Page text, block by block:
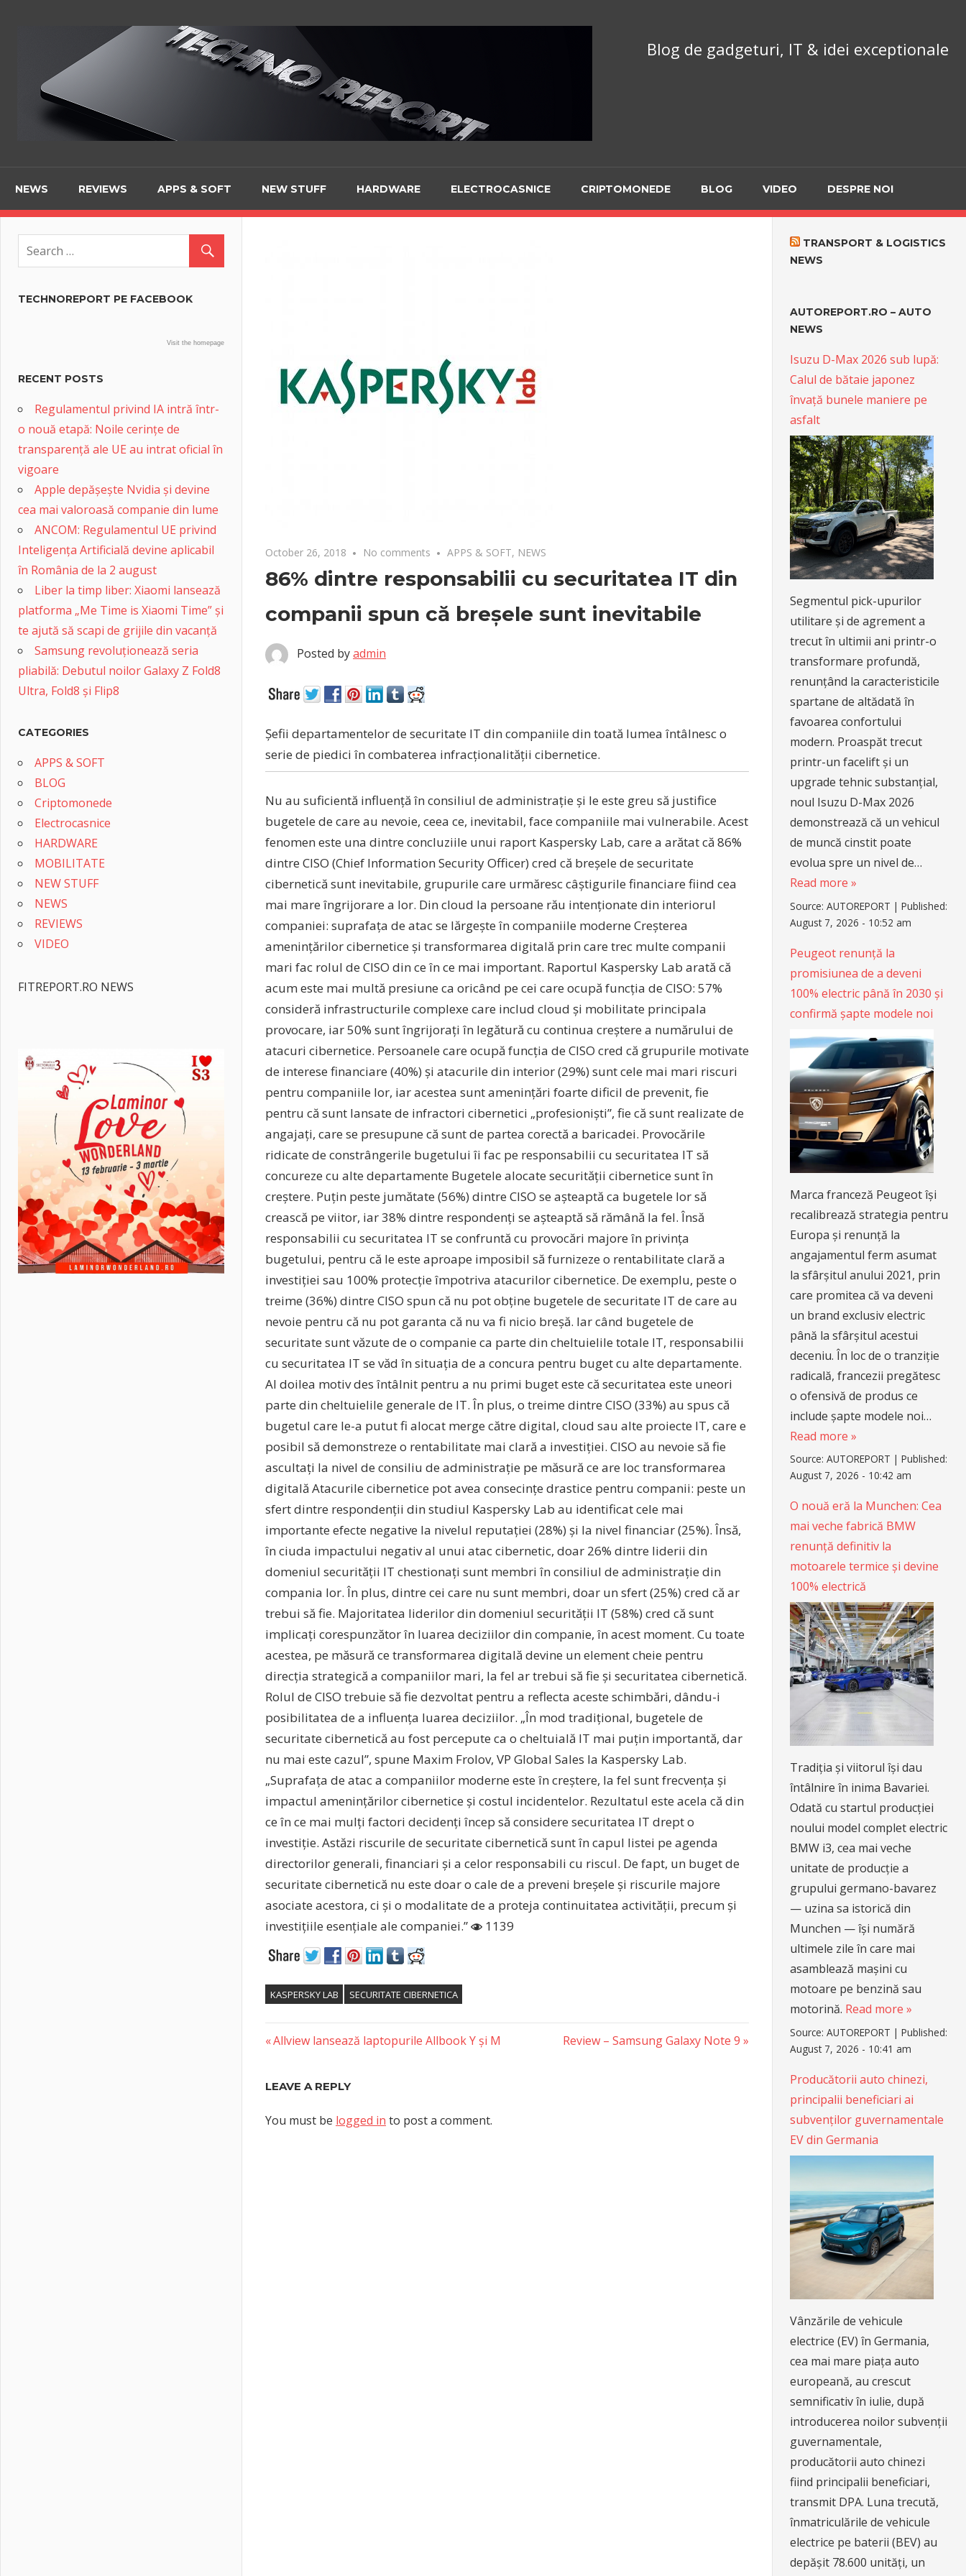
TechnoReport.ro
Blog de gadgeturi, IT & idei exceptionale
NEWS REVIEWS APPS & SOFT NEW STUFF HARDWARE ELECTROCASNICE CRIPTOMONEDE BLOG VIDEO DESPRE NOI
October 26, 2018 No comments APPS & SOFT, NEWS
86% dintre responsabilii cu securitatea IT din
companii spun că breșele sunt inevitabile
Posted byadmin
Șefii departamentelor de securitate IT din companiile din toată lumea întâlnesc o
serie de piedici în combaterea infracționalității cibernetice.
Nu au suficientă influență în consiliul de administrație și le este greu să justifice
bugetele de care au nevoie, ceea ce, inevitabil, face companiile mai vulnerabile. Acest
fenomen este una dintre concluziile unui raport Kaspersky Lab, care a arătat că 86%
dintre CISO (Chief Information Security Officer) cred că breșele de securitate
cibernetică sunt inevitabile, grupurile care urmăresc câștigurile financiare fiind cea
mai mare îngrijorare a lor. Din cloud la persoane rău intenționate din interiorul
companiei: suprafața de atac se lărgește în companiile moderne Creșterea
amenințărilor cibernetice și transformarea digitală prin care trec multe companii
mari fac rolul de CISO din ce în ce mai important. Raportul Kaspersky Lab arată că
acum este mai multă presiune ca oricând pe cei care ocupă funcția de CISO: 57%
consideră infrastructurile complexe care includ cloud și mobilitate principala
provocare, iar 50% sunt îngrijorați în legătură cu continua creștere a numărului de
atacuri cibernetice. Persoanele care ocupă funcția de CISO cred că grupurile motivate
de interese financiare (40%) și atacurile din interior (29%) sunt cele mai mari riscuri
pentru companiile lor, iar acestea sunt amenințări foarte dificil de prevenit, fie
pentru că sunt lansate de infractori cibernetici „profesioniști”, fie că sunt realizate de
angajați, care se presupune că sunt de partea corectă a baricadei. Provocările
ridicate de constrângerile bugetului îi fac pe responsabilii cu securitatea IT să
concureze cu alte departamente Bugetele alocate securității cibernetice sunt în
creștere. Puțin peste jumătate (56%) dintre CISO se așteaptă ca bugetele lor să
crească pe viitor, iar 38% dintre respondenți se așteaptă să rămână la fel. Însă
responsabilii cu securitatea IT se confruntă cu provocări majore în privința
bugetului, pentru că le este aproape imposibil să furnizeze o rentabilitate clară a
investiției sau 100% protecție împotriva atacurilor cibernetice. De exemplu, peste o
treime (36%) dintre CISO spun că nu pot obține bugetele de securitate IT de care au
nevoie pentru că nu pot garanta că nu va fi nicio breșă. Iar când bugetele de
securitate sunt văzute de o companie ca parte din cheltuielile totale IT, responsabilii
cu securitatea IT se văd în situația de a concura pentru buget cu alte departamente.
Al doilea motiv des întâlnit pentru a nu primi buget este că securitatea este uneori
parte din cheltuielile generale de IT. În plus, o treime dintre CISO (33%) au spus că
bugetul care le-a putut fi alocat merge către digital, cloud sau alte proiecte IT, care e
posibil să demonstreze o rentabilitate mai clară a investiției. CISO au nevoie să fie
ascultați la nivel de consiliu de administrație pe măsură ce are loc transformarea
digitală Atacurile cibernetice pot avea consecințe drastice pentru companii: peste un
sfert dintre respondenții din studiul Kaspersky Lab au identificat cele mai
importante efecte negative la nivelul reputației (28%) și la nivel financiar (25%). Însă,
în ciuda impactului negativ al unui atac cibernetic, doar 26% dintre liderii din
domeniul securității IT chestionați sunt membri în consiliul de administrație din
compania lor. În plus, dintre cei care nu sunt membri, doar un sfert (25%) cred că ar
trebui să fie. Majoritatea liderilor din domeniul securității IT (58%) cred că sunt
implicați corespunzător în luarea deciziilor din companie, în acest moment. Cu toate
acestea, pe măsură ce transformarea digitală devine un element cheie pentru
direcția strategică a companiilor mari, la fel ar trebui să fie și securitatea cibernetică.
Rolul de CISO trebuie să fie dezvoltat pentru a reflecta aceste schimbări, dându-i
posibilitatea de a influența luarea deciziilor. „În mod tradițional, bugetele de
securitate cibernetică au fost percepute ca o cheltuială IT mai puțin importantă, dar
nu mai este cazul”, spune Maxim Frolov, VP Global Sales la Kaspersky Lab.
„Suprafața de atac a companiilor moderne este în creștere, la fel sunt frecvența și
impactul amenințărilor cibernetice și costul incidentelor. Rezultatul este acela că din
ce în ce mai mulți factori decidenți încep să considere securitatea IT drept o
investiție. Astăzi riscurile de securitate cibernetică sunt în capul listei pe agenda
directorilor generali, financiari și a celor responsabili cu riscul. De fapt, un buget de
securitate cibernetică nu este doar o cale de a preveni breșele și riscurile majore
asociate acestora, ci și o modalitate de a proteja continuitatea activității, precum și
investițiile esențiale ale companiei.”
1139
KASPERSKY LAB SECURITATE CIBERNETICA
Post
Previous
Allview lansează laptopurile Allbook Y și M
Next
Review – Samsung Galaxy Note 9
LEAVE A REPLY
You must be logged in to post a comment.
TECHNOREPORT PE FACEBOOK
Visit the homepage
RECENT POSTS
Regulamentul privind IA intră într-
o nouă etapă: Noile cerințe de
transparență ale UE au intrat oficial în
vigoare
Apple depășește Nvidia și devine
cea mai valoroasă companie din lume
ANCOM: Regulamentul UE privind
Inteligența Artificială devine aplicabil
în România de la 2 august
Liber la timp liber: Xiaomi lansează
platforma „Me Time is Xiaomi Time” și
te ajută să scapi de grijile din vacanță
Samsung revoluționează seria
pliabilă: Debutul noilor Galaxy Z Fold8
Ultra, Fold8 și Flip8
CATEGORIES
APPS & SOFT
BLOG
Criptomonede
Electrocasnice
HARDWARE
MOBILITATE
NEW STUFF
NEWS
REVIEWS
VIDEO
FITREPORT.RO NEWS
TRANSPORT & LOGISTICS
NEWS
AUTOREPORT.RO – AUTO
NEWS
Isuzu D-Max 2026 sub lupă:
Calul de bătaie japonez
învață bunele maniere pe
asfalt
Segmentul pick-upurilor
utilitare și de agrement a
trecut în ultimii ani printr-o
transformare profundă,
renunțând la caracteristicile
spartane de altădată în
favoarea confortului
modern. Proaspăt trecut
printr-un facelift și un
upgrade tehnic substanțial,
noul Isuzu D-Max 2026
demonstrează că un vehicul
de muncă cinstit poate
evolua spre un nivel de…
Read more »
Source:AUTOREPORT |Published:
August 7, 2026 - 10:52 am
Peugeot renunță la
promisiunea de a deveni
100% electric până în 2030 și
confirmă șapte modele noi
Marca franceză Peugeot își
recalibrează strategia pentru
Europa și renunță la
angajamentul ferm asumat
la sfârșitul anului 2021, prin
care promitea că va deveni
un brand exclusiv electric
până la sfârșitul acestui
deceniu. În loc de o tranziție
radicală, francezii pregătesc
o ofensivă de produs ce
include șapte modele noi…
Read more »
Source:AUTOREPORT |Published:
August 7, 2026 - 10:42 am
O nouă eră la Munchen: Cea
mai veche fabrică BMW
renunță definitiv la
motoarele termice și devine
100% electrică
Tradiția și viitorul își dau
întâlnire în inima Bavariei.
Odată cu startul producției
noului model complet electric
BMW i3, cea mai veche
unitate de producție a
grupului germano-bavarez
— uzina sa istorică din
Munchen — își numără
ultimele zile în care mai
asamblează mașini cu
motoare pe benzină sau
motorină. Read more »
Source:AUTOREPORT |Published:
August 7, 2026 - 10:41 am
Producătorii auto chinezi,
principalii beneficiari ai
subvenților guvernamentale
EV din Germania
Vânzările de vehicule
electrice (EV) în Germania,
cea mai mare piața auto
europeană, au crescut
semnificativ în iulie, după
introducerea noilor subvenții
guvernamentale,
producătorii auto chinezi
fiind principalii beneficiari,
transmit DPA. Luna trecută,
înmatriculările de vehicule
electrice pe baterii (BEV) au
depășit 78.600 unități, un